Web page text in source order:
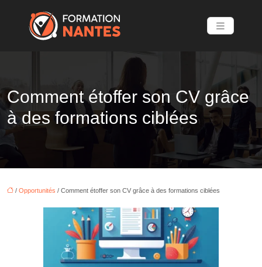
Comment étoffer son CV grâce
à des formations ciblées
/ Opportunités / Comment étoffer son CV grâce à des formations ciblées